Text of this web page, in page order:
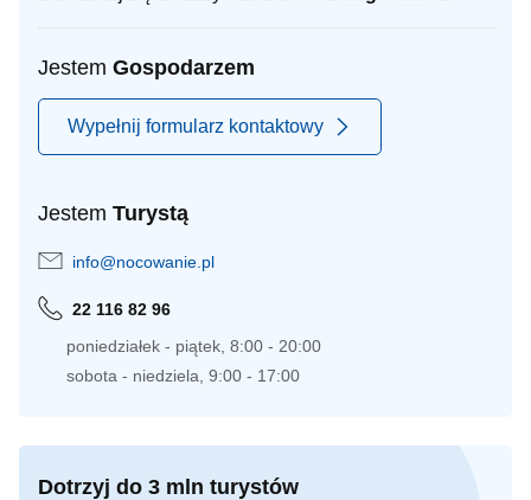
Jestem Gospodarzem
Wypełnij formularz kontaktowy
Jestem Turystą
info@nocowanie.pl
22 116 82 96
poniedziałek - piątek, 8:00 - 20:00
sobota - niedziela, 9:00 - 17:00
Dotrzyj do 3 mln turystów